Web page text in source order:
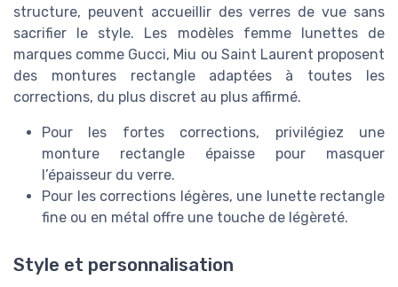
structure, peuvent accueillir des verres de vue sans
sacrifier le style. Les modèles femme lunettes de
marques comme Gucci, Miu ou Saint Laurent proposent
des montures rectangle adaptées à toutes les
corrections, du plus discret au plus affirmé.
Pour les fortes corrections, privilégiez une
monture rectangle épaisse pour masquer
l’épaisseur du verre.
Pour les corrections légères, une lunette rectangle
fine ou en métal offre une touche de légèreté.
Style et personnalisation